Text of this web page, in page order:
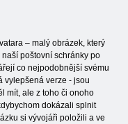
– malý obrázek, který
poštovní schránky po
co nejpodobnější svému
vylepšená verze - jsou
mít, ale z toho či onoho
dokázali splnit
si vývojáři položili a ve